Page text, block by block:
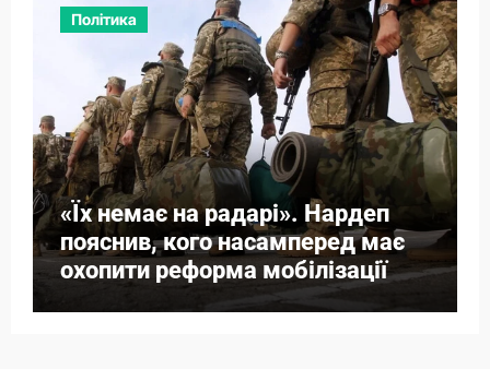
Політика
«Їх немає на радарі». Нардеп
пояснив, кого насамперед має
охопити реформа мобілізації